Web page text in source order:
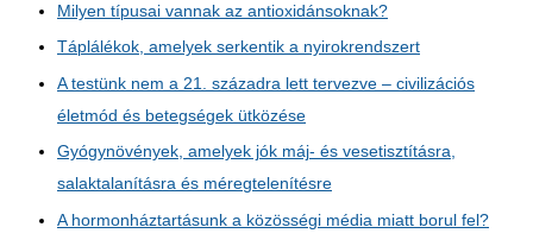
Milyen típusai vannak az antioxidánsoknak?
Táplálékok, amelyek serkentik a nyirokrendszert
A testünk nem a 21. századra lett tervezve – civilizációs
életmód és betegségek ütközése
Gyógynövények, amelyek jók máj- és vesetisztításra,
salaktalanításra és méregtelenítésre
A hormonháztartásunk a közösségi média miatt borul fel?